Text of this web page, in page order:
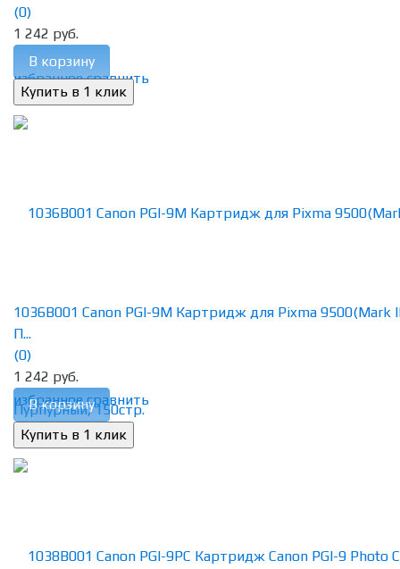
избранное сравнить
(0)
1 242 руб.
В корзину
избранное сравнить
1036B001 Canon PGI-9M Картридж для Pixma 9500(Mark
П...
(0)
1 242 руб.
В корзину